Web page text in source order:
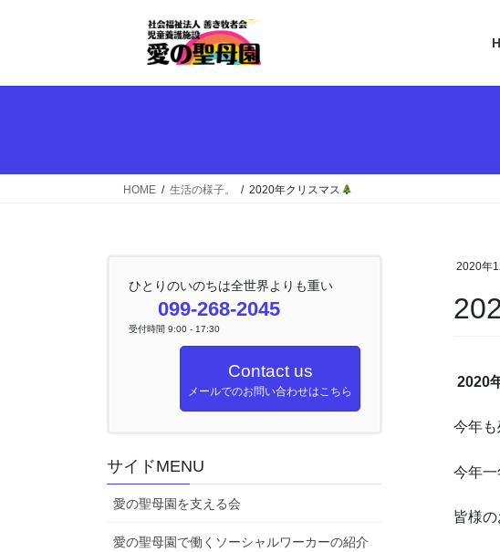
HOME 生活の様子。 2020年クリスマス
2020年
2020
今年も
今年一
皆様
ひとりのいのちは全世界よりも重い
099-268-2045
受付時間 9:00 - 17:30
Contact us
メールでのお問い合わせはこちら
サイドMENU
愛の聖母園を支える会
愛の聖母園で働くソーシャルワーカーの紹介